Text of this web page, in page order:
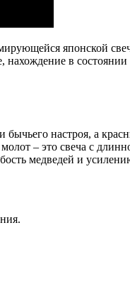
японской
в
настроя, а
– это свеча с
медведей и